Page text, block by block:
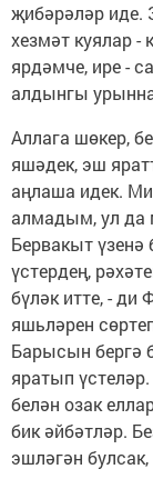
җибәрәләр иде.
хезмәт куялар -
ярдәмче, ире -
алдынгы
Аллага шөкер,
яшәдек, эш
аңлаша идек.
алмадым, ул да
Бервакыт үзенә
үстердең,
бүләк итте, - ди
яшьләрен
Барысын
яратып
белән озак
бик әйбәтләр.
эшләгән